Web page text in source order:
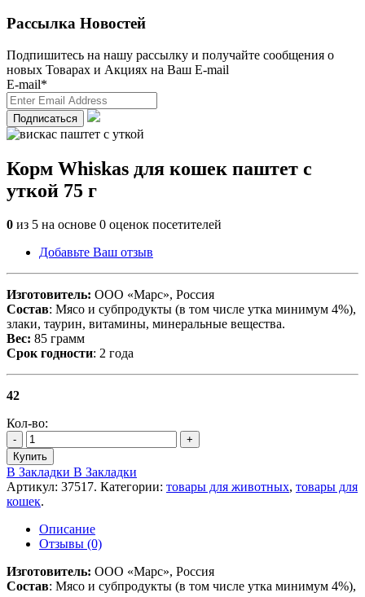
Рассылка Новостей
Подпишитесь на нашу рассылку и получайте сообщения о
новых Товарах и Акциях на Ваш E-mail
E-mail*
Корм Whiskas для кошек паштет с
уткой 75 г
0 из 5 на основе 0 оценок посетителей
Добавьте Ваш отзыв
Изготовитель: ООО «Марс», Россия
Состав: Мясо и субпродукты (в том числе утка минимум 4%),
злаки, таурин, витамины, минеральные вещества.
Вес: 85 грамм
Срок годности: 2 года
42
Кол-во:
-
+
Купить
В Закладки В Закладки
Артикул: 37517. Категории: товары для животных, товары для
кошек.
Описание
Отзывы (0)
Изготовитель: ООО «Марс», Россия
Состав: Мясо и субпродукты (в том числе утка минимум 4%),